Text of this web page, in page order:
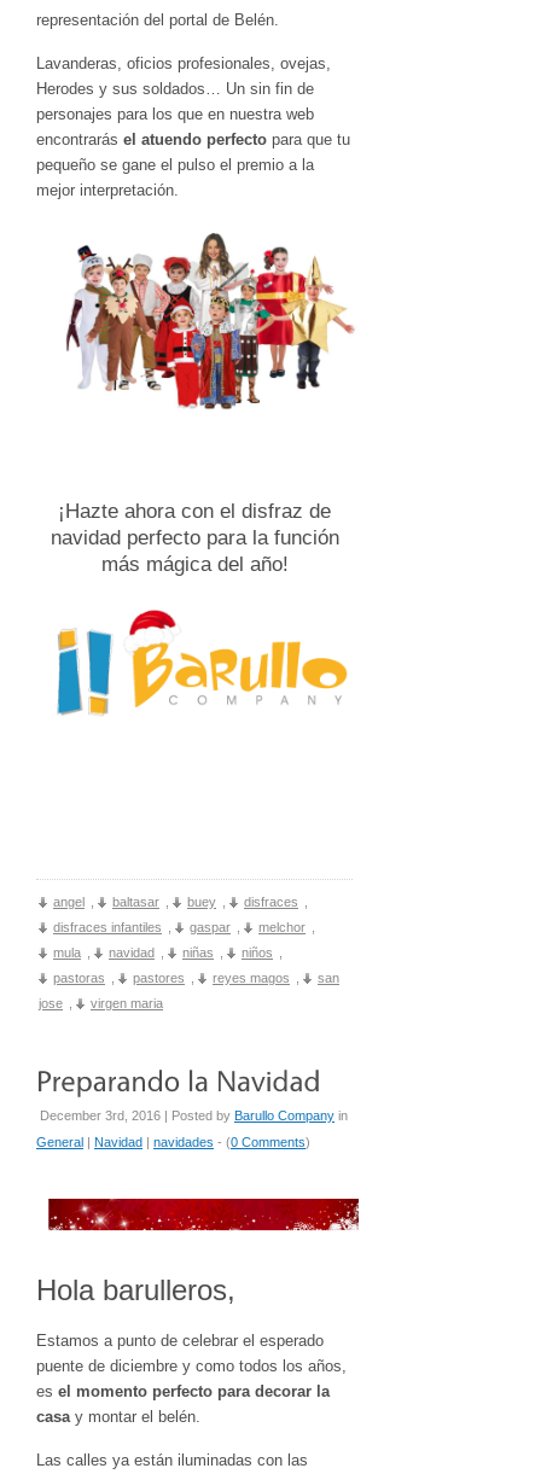
representación del portal de Belén.
Lavanderas, oficios profesionales, ovejas,
Herodes y sus soldados… Un sin fin de
personajes para los que en nuestra web
encontrarás el atuendo perfecto para que tu
pequeño se gane el pulso el premio a la
mejor interpretación.
¡Hazte ahora con el disfraz de
navidad perfecto para la función
más mágica del año!
angel baltasar buey disfraces
disfraces infantiles
gaspar melchor
mula
navidad niñas niños
pastoras
pastores reyes magos
san
jose
virgen maria
December 3rd, 2016 | Posted by Barullo Company in
General | Navidad | navidades - (0 Comments)
Hola barulleros,
Estamos a punto de celebrar el esperado
puente de diciembre y como todos los años,
es el momento perfecto para decorar la
casa y montar el belén.
Las calles ya están iluminadas con las